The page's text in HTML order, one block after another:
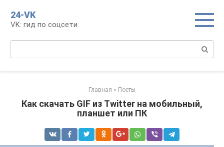
контенту
24-VK
VK: гид по соцсети
Главная » Посты
Как скачать GIF из Twitter на мобильный,
планшет или ПК